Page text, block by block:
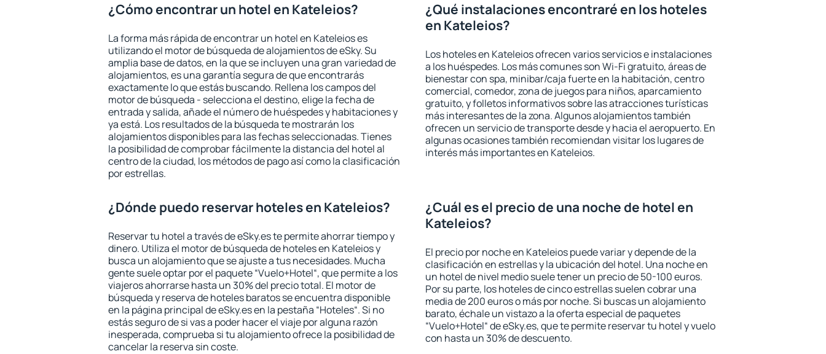
¿Cómo encontrar un hotel en Kateleios?
La forma más rápida de encontrar un hotel en Kateleios es
utilizando el motor de búsqueda de alojamientos de eSky. Su
amplia base de datos, en la que se incluyen una gran variedad de
alojamientos, es una garantía segura de que encontrarás
exactamente lo que estás buscando. Rellena los campos del
motor de búsqueda - selecciona el destino, elige la fecha de
entrada y salida, añade el número de huéspedes y habitaciones y
ya está. Los resultados de la búsqueda te mostrarán los
alojamientos disponibles para las fechas seleccionadas. Tienes
la posibilidad de comprobar fácilmente la distancia del hotel al
centro de la ciudad, los métodos de pago así como la clasificación
por estrellas.
¿Qué instalaciones encontraré en los hoteles
en Kateleios?
Los hoteles en Kateleios ofrecen varios servicios e instalaciones
a los huéspedes. Los más comunes son Wi-Fi gratuito, áreas de
bienestar con spa, minibar/caja fuerte en la habitación, centro
comercial, comedor, zona de juegos para niños, aparcamiento
gratuito, y folletos informativos sobre las atracciones turísticas
más interesantes de la zona. Algunos alojamientos también
ofrecen un servicio de transporte desde y hacia el aeropuerto. En
algunas ocasiones también recomiendan visitar los lugares de
interés más importantes en Kateleios.
¿Dónde puedo reservar hoteles en Kateleios?
Reservar tu hotel a través de eSky.es te permite ahorrar tiempo y
dinero. Utiliza el motor de búsqueda de hoteles en Kateleios y
busca un alojamiento que se ajuste a tus necesidades. Mucha
gente suele optar por el paquete “Vuelo+Hotel“, que permite a los
viajeros ahorrarse hasta un 30% del precio total. El motor de
búsqueda y reserva de hoteles baratos se encuentra disponible
en la página principal de eSky.es en la pestaña “Hoteles“. Si no
estás seguro de si vas a poder hacer el viaje por alguna razón
inesperada, comprueba si tu alojamiento ofrece la posibilidad de
cancelar la reserva sin coste.
¿Cuál es el precio de una noche de hotel en
Kateleios?
El precio por noche en Kateleios puede variar y depende de la
clasificación en estrellas y la ubicación del hotel. Una noche en
un hotel de nivel medio suele tener un precio de 50-100 euros.
Por su parte, los hoteles de cinco estrellas suelen cobrar una
media de 200 euros o más por noche. Si buscas un alojamiento
barato, échale un vistazo a la oferta especial de paquetes
“Vuelo+Hotel“ de eSky.es, que te permite reservar tu hotel y vuelo
con hasta un 30% de descuento.